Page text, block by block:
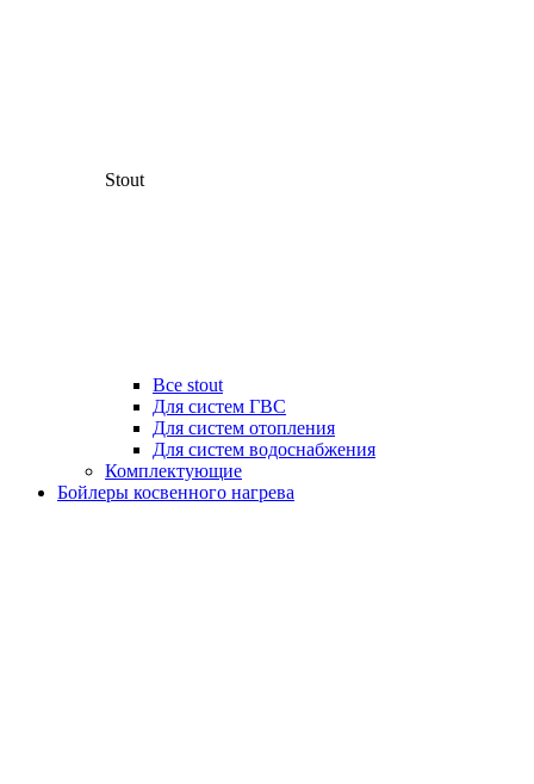
Stout
Все stout
Для систем ГВС
Для систем отопления
Для систем водоснабжения
Комплектующие
Бойлеры косвенного нагрева